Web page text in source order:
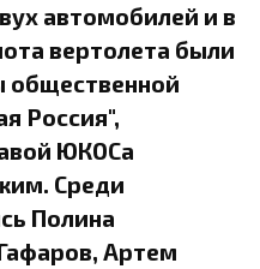
автомобилей и в
вертолета были
общественной
Россия",
ЮКОСа
Среди
Полина
Артем